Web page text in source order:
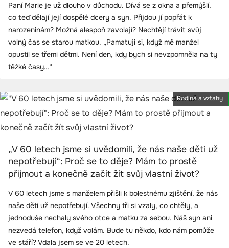
Paní Marie je už dlouho v důchodu. Dívá se z okna a přemýšlí,
co teď dělají její dospělé dcery a syn. Přijdou jí popřát k
narozeninám? Možná alespoň zavolají? Nechtějí trávit svůj
volný čas se starou matkou. „Pamatuji si, když mě manžel
opustil se třemi dětmi. Není den, kdy bych si nevzpomněla na ty
těžké časy…“
Rodina a vztahy
„V 60 letech jsme si uvědomili, že nás naše děti už
nepotřebují“: Proč se to děje? Mám to prostě
přijmout a konečně začít žít svůj vlastní život?
V 60 letech jsme s manželem přišli k bolestnému zjištění, že nás
naše děti už nepotřebují. Všechny tři si vzaly, co chtěly, a
jednoduše nechaly svého otce a matku za sebou. Náš syn ani
nezvedá telefon, když volám. Bude tu někdo, kdo nám pomůže
ve stáří? Vdala jsem se ve 20 letech.